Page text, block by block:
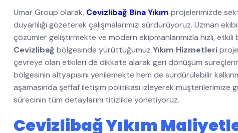
Umar Group olarak, Cevizlibağ Bina Yıkım projelerimizde
duyarlılığı gözeterek çalışmalarımızı sürdürüyoruz. Uzman
çözümler geliştirmekte ve modern ekipmanlarımızla hızlı,
Cevizlibağ bölgesinde yürüttüğümüz Yıkım Hizmetleri
çevreye olan etkileri de dikkate alarak geri dönüşüm
bölgesinin altyapısını yenilemekte hem de sürdürülebilir
aşamasında şeffaf iletişim politikası izleyerek müşterilerimize
sürecinin tüm detaylarını titizlikle yönetiyoruz.
Cevizlibağ Yıkım